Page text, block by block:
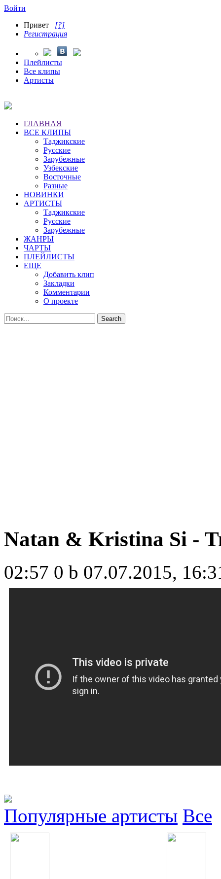
Войти
Привет [?]
Регистрация
Плейлисты
Все клипы
Артисты
ГЛАВНАЯ
ВСЕ КЛИПЫ
Таджикские
Русские
Зарубежные
Узбекские
Восточные
Разные
НОВИНКИ
АРТИСТЫ
Таджикские
Русские
Зарубежные
ЖАНРЫ
ЧАРТЫ
ПЛЕЙЛИСТЫ
ЕЩЕ
Добавить клип
Закладки
Комментарии
О проекте
Natan & Kristina Si -
02:57 0 b 07.07.2015,
Популярные артисты Все